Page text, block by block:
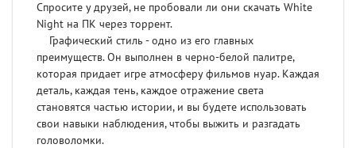
Спросите у друзей, не пробовали ли они скачать White
Night на ПК через торрент.
Графический стиль - одно из его главных
преимуществ. Он выполнен в черно-белой палитре,
которая придает игре атмосферу фильмов нуар. Каждая
деталь, каждая тень, каждое отражение света
становятся частью истории, и вы будете использовать
свои навыки наблюдения, чтобы выжить и разгадать
головоломки.